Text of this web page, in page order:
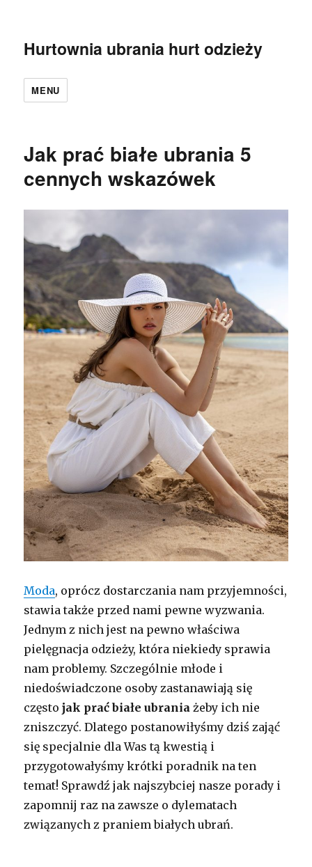
Hurtownia ubrania hurt odzieży
MENU
Jak prać białe ubrania 5
cennych wskazówek
Moda, oprócz dostarczania nam przyjemności,
stawia także przed nami pewne wyzwania.
Jednym z nich jest na pewno właściwa
pielęgnacja odzieży, która niekiedy sprawia
nam problemy. Szczególnie młode i
niedoświadczone osoby zastanawiają się
częstojak prać białe ubrania żeby ich nie
zniszczyć. Dlatego postanowiłyśmy dziś zająć
się specjalnie dla Was tą kwestią i
przygotowałyśmy krótki poradnik na ten
temat! Sprawdź jak najszybciej nasze porady i
zapomnij raz na zawsze o dylematach
związanych z praniem białych ubrań.